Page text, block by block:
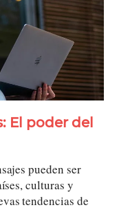
El poder del
pueden ser
culturas y
tendencias de